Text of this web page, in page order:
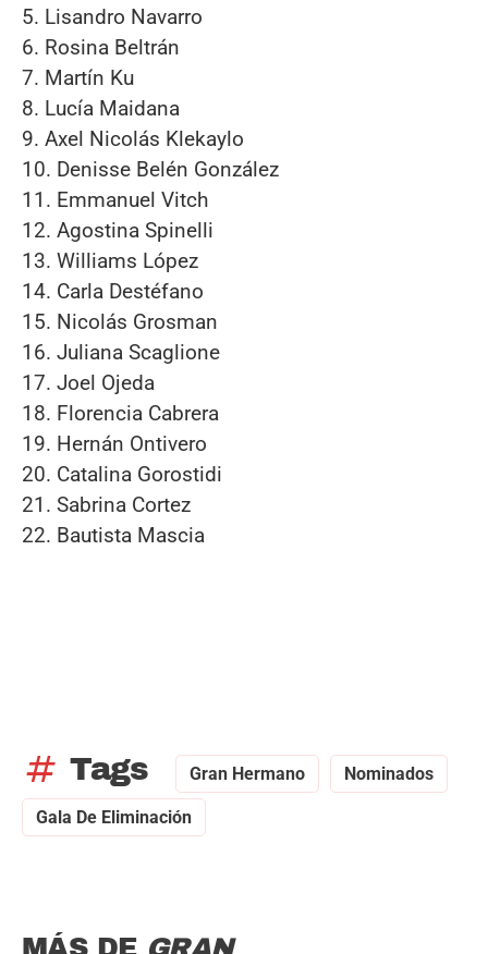
5. Lisandro Navarro
6. Rosina Beltrán
7. Martín Ku
8. Lucía Maidana
9. Axel Nicolás Klekaylo
10. Denisse Belén González
11. Emmanuel Vitch
12. Agostina Spinelli
13. Williams López
14. Carla Destéfano
15. Nicolás Grosman
16. Juliana Scaglione
17. Joel Ojeda
18. Florencia Cabrera
19. Hernán Ontivero
20. Catalina Gorostidi
21. Sabrina Cortez
22. Bautista Mascia
tag Tags Gran Hermano Nominados
Gala De Eliminación
MÁS DE GRAN